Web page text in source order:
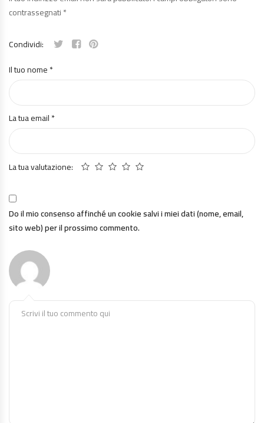
contrassegnati*
Condividi:
Il tuo nome*
La tua email*
La tua valutazione:
Do il mio consenso affinché un cookie salvi i miei dati (nome, email,
sito web) per il prossimo commento.